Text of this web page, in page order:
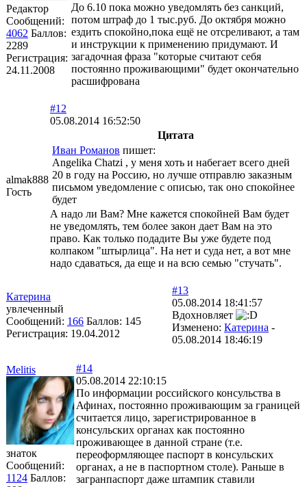
Редактор
Сообщений:
4062 Баллов:
2289
Регистрация:
24.11.2008
До 6.10 пока можно уведомлять без санкций,
потом штраф до 1 тыс.руб. До октября можно
ездить спокойно,пока ещё не отсреливают, а там
и инструкции к применению придумают. И
загадочная фраза "которые считают себя
постоянно проживающими" будет окончательно
расшифрована
almak888
Гость
#12
05.08.2014 16:52:50
Цитата
Иван Романов пишет:
Angelika Chatzi , у меня хоть и набегает всего дней
20 в году на Россию, но лучше отправлю заказным
письмом уведомление с описью, так оно спокойнее
будет
А надо ли Вам? Мне кажется спокойней Вам будет
не уведомлять, тем более закон дает Вам на это
право. Как только подадите Вы уже будете под
колпаком "штырлица". На нет и суда нет, а вот мне
надо сдаваться, да еще и на всю семью "стучать".
Катерина
увлеченный
Сообщений: 166 Баллов: 145
Регистрация: 19.04.2012
#13
05.08.2014 18:41:57
Вдохновляет
Изменено: Катерина -
05.08.2014 18:46:19
Melitis
знаток
Сообщений:
1124 Баллов:
#14
05.08.2014 22:10:15
По информации российского консульства в
Афинах, постоянно проживающим за границей
считается лицо, зарегистрированное в
консульских органах как постоянно
проживающее в данной стране (т.е.
переоформляющее паспорт в консульских
органах, а не в паспортном столе). Раньше в
загранпаспорт даже штампик ставили